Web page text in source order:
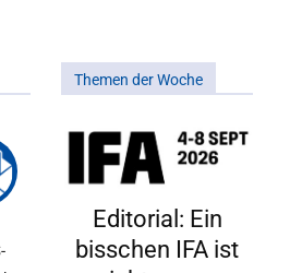
Themen der Woche
Editorial: Ein
bisschen IFA ist